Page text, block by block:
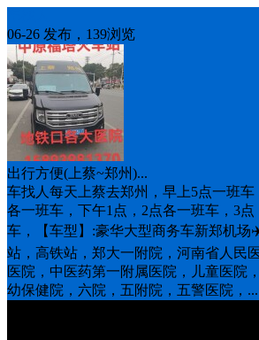
06-26 发布，139浏览
出行方便(上蔡~郑州)...
车找人每天上蔡去郑州，早上5点一班车
各一班车，下午1点，2点各一班车，3
车，【车型】:豪华大型商务车新郑机
站，高铁站，郑大一附院，河南省人民
医院，中医药第一附属医院，儿童医院
幼保健院，六院，五附院，五警医院，...